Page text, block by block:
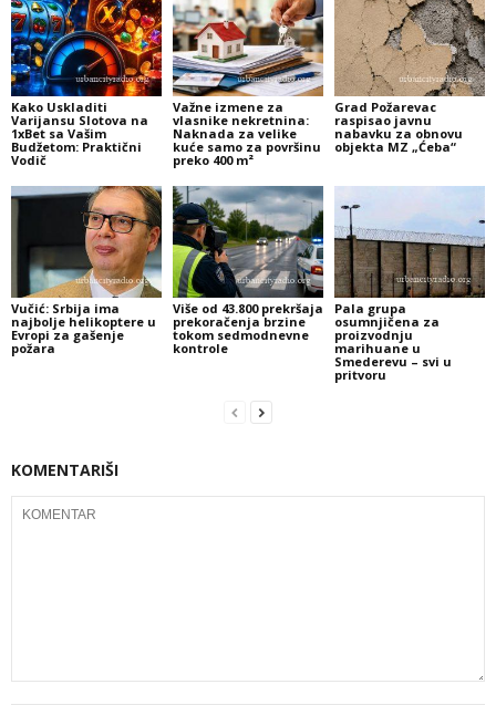
Kako Uskladiti
Varijansu Slotova na
1xBet sa Vašim
Budžetom: Praktični
Vodič
Važne izmene za
vlasnike nekretnina:
Naknada za velike
kuće samo za površinu
preko 400 m²
Grad Požarevac
raspisao javnu
nabavku za obnovu
objekta MZ „Ćeba“
Vučić: Srbija ima
najbolje helikoptere u
Evropi za gašenje
požara
Više od 43.800 prekršaja
prekoračenja brzine
tokom sedmodnevne
kontrole
Pala grupa
osumnjičena za
proizvodnju
marihuane u
Smederevu – svi u
pritvoru
KOMENTARIŠI